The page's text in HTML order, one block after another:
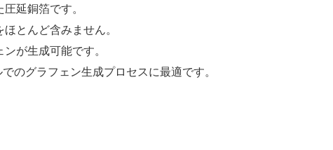
延銅箔です。
とんど含みません。
が生成可能です。
のグラフェン生成プロセスに最適です。